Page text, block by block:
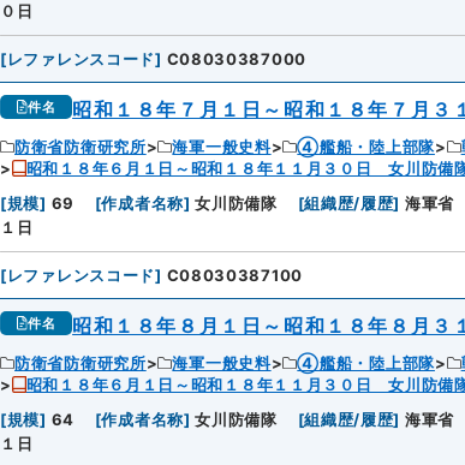
０日
[レファレンスコード] C08030387000
件名 昭和１８年７月１日～昭和１８年７月
防衛省防衛研究所 海軍一般史料 ④艦船・陸上部隊
昭和１８年６月１日～昭和１８年１１月３０日 女川防備
[規模] 69 [作成者名称] 女川防備隊 [組織歴/履歴] 海軍省
１日
[レファレンスコード] C08030387100
件名 昭和１８年８月１日～昭和１８年８月
防衛省防衛研究所 海軍一般史料 ④艦船・陸上部隊
昭和１８年６月１日～昭和１８年１１月３０日 女川防備
[規模] 64 [作成者名称] 女川防備隊 [組織歴/履歴] 海軍省
１日